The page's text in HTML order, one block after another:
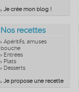
Je crée mon blog !
Nos recettes
Apéritifs, amuses
bouche
Entrées
Plats
Desserts
Je propose une recette